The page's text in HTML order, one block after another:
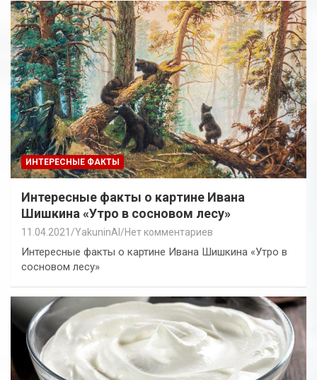
ИНТЕРЕСНЫЕ ФАКТЫ
Интересные факты о картине Ивана
Шишкина «Утро в сосновом лесу»
11.04.2021 YakuninAI Нет комментариев
Интересные факты о картине Ивана Шишкина «Утро в
сосновом лесу»